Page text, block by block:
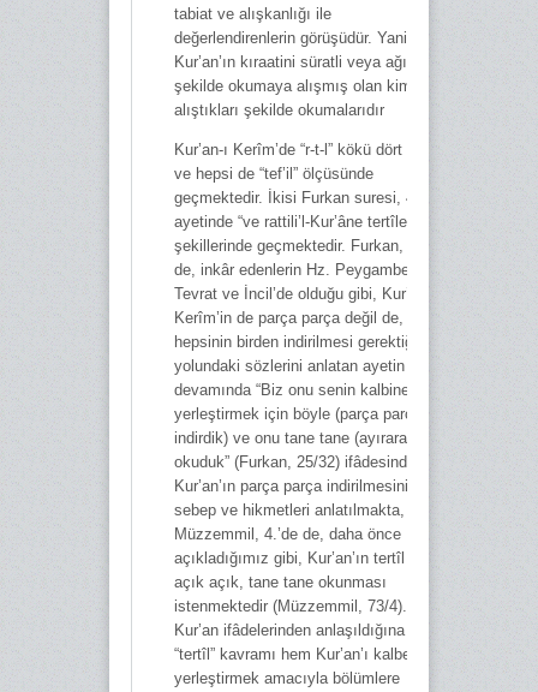
tabiat ve alışkanlığı ile
değerlendirenlerin görüşüdür. Yani
Kur’an’ın kıraatini süratli veya ağır
şekilde okumaya alışmış olan kimseler,
alıştıkları şekilde okumalarıdır
Kur’an-ı Kerîm’de “r-t-l” kökü dört defa
ve hepsi de “tef’il” ölçüsünde
geçmektedir. İkisi Furkan suresi, 4.
ayetinde “ve rattili’l-Kur’âne tertîlen”
şekillerinde geçmektedir. Furkan, 32.
de, inkâr edenlerin Hz. Peygamber’e,
Tevrat ve İncil’de olduğu gibi, Kur’an-ı
Kerîm’in de parça parça değil de,
hepsinin birden indirilmesi gerektiği
yolundaki sözlerini anlatan ayetin
devamında “Biz onu senin kalbine iyice
yerleştirmek için böyle (parça parça
indirdik) ve onu tane tane (ayırarak)
okuduk” (Furkan, 25/32) ifâdesinde,
Kur’an’ın parça parça indirilmesinin
sebep ve hikmetleri anlatılmakta,
Müzzemmil, 4.’de de, daha önce
açıkladığımız gibi, Kur’an’ın tertîl ile;
açık açık, tane tane okunması
istenmektedir (Müzzemmil, 73/4). Bu
Kur’an ifâdelerinden anlaşıldığına göre,
“tertîl” kavramı hem Kur’an’ı kalbe iyice
yerleştirmek amacıyla bölümlere